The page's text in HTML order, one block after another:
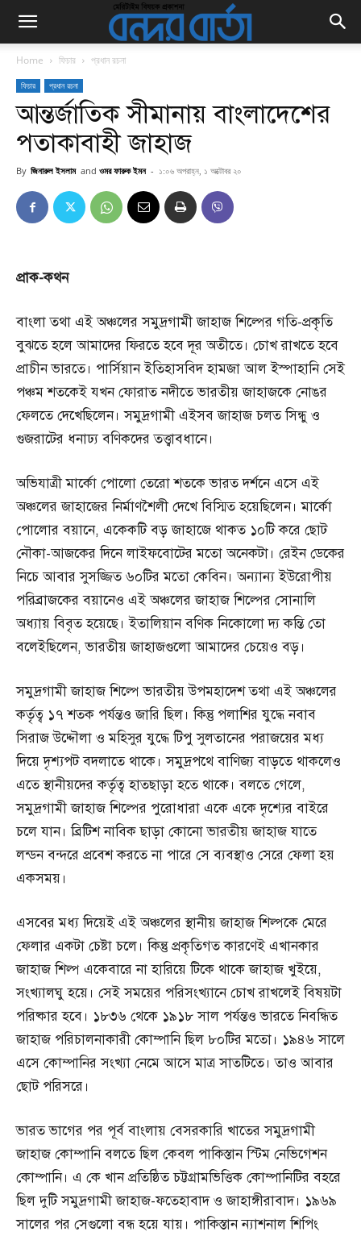
Home ফিচার প্রধান রচনা
ফিচার প্রধান রচনা
আন্তর্জাতিক সীমানায় বাংলাদেশের
পতাকাবাহী জাহাজ
By জিনারুল ইসলাম and ওমর ফারুক ইমন - ১:০৬ অপরাহ্ন, ১ অক্টোবর ২০
প্রাক-কথন
বাংলা তথা এই অঞ্চলের সমুদ্রগামী জাহাজ শিল্পের গতি-প্রকৃতি
বুঝতে হলে আমাদের ফিরতে হবে দূর অতীতে। চোখ রাখতে হবে
প্রাচীন ভারতে। পার্সিয়ান ইতিহাসবিদ হামজা আল ইস্পাহানি সেই
পঞ্চম শতকেই যখন ফোরাত নদীতে ভারতীয় জাহাজকে নোঙর
ফেলতে দেখেছিলেন। সমুদ্রগামী এইসব জাহাজ চলত সিন্ধু ও
গুজরাটের ধনাঢ্য বণিকদের তত্ত্বাবধানে।
অভিযাত্রী মার্কো পোলো তেরো শতকে ভারত দর্শনে এসে এই
অঞ্চলের জাহাজের নির্মাণশৈলী দেখে বিস্মিত হয়েছিলেন। মার্কো
পোলোর বয়ানে, একেকটি বড় জাহাজে থাকত ১০টি করে ছোট
নৌকা-আজকের দিনে লাইফবোটের মতো অনেকটা। রেইন ডেকের
নিচে আবার সুসজ্জিত ৬০টির মতো কেবিন। অন্যান্য ইউরোপীয়
পরিব্রাজকের বয়ানেও এই অঞ্চলের জাহাজ শিল্পের সোনালি
অধ্যায় বিবৃত হয়েছে। ইতালিয়ান বণিক নিকোলো দ্য কন্তি তো
বলেইছিলেন, ভারতীয় জাহাজগুলো আমাদের চেয়েও বড়।
সমুদ্রগামী জাহাজ শিল্পে ভারতীয় উপমহাদেশ তথা এই অঞ্চলের
কর্তৃত্ব ১৭ শতক পর্যন্তও জারি ছিল। কিন্তু পলাশির যুদ্ধে নবাব
সিরাজ উদ্দৌলা ও মহিসুর যুদ্ধে টিপু সুলতানের পরাজয়ের মধ্য
দিয়ে দৃশ্যপট বদলাতে থাকে। সমুদ্রপথে বাণিজ্য বাড়তে থাকলেও
এতে স্থানীয়দের কর্তৃত্ব হাতছাড়া হতে থাকে। বলতে গেলে,
সমুদ্রগামী জাহাজ শিল্পের পুরোধারা একে একে দৃশ্যের বাইরে
চলে যান। ব্রিটিশ নাবিক ছাড়া কোনো ভারতীয় জাহাজ যাতে
লন্ডন বন্দরে প্রবেশ করতে না পারে সে ব্যবস্থাও সেরে ফেলা হয়
একসময়।
এসবের মধ্য দিয়েই এই অঞ্চলের স্থানীয় জাহাজ শিল্পকে মেরে
ফেলার একটা চেষ্টা চলে। কিন্তু প্রকৃতিগত কারণেই এখানকার
জাহাজ শিল্প একেবারে না হারিয়ে টিকে থাকে জাহাজ খুইয়ে,
সংখ্যালঘু হয়ে। সেই সময়ের পরিসংখ্যানে চোখ রাখলেই বিষয়টা
পরিষ্কার হবে। ১৮৩৬ থেকে ১৯১৮ সাল পর্যন্তও ভারতে নিবন্ধিত
জাহাজ পরিচালনাকারী কোম্পানি ছিল ৮০টির মতো। ১৯৪৬ সালে
এসে কোম্পানির সংখ্যা নেমে আসে মাত্র সাতটিতে। তাও আবার
ছোট পরিসরে।
ভারত ভাগের পর পূর্ব বাংলায় বেসরকারি খাতের সমুদ্রগামী
জাহাজ কোম্পানি বলতে ছিল কেবল পাকিস্তান স্টিম নেভিগেশন
কোম্পানি। এ কে খান প্রতিষ্ঠিত চট্টগ্রামভিত্তিক কোম্পানিটির বহরে
ছিল দুটি সমুদ্রগামী জাহাজ-ফতেহাবাদ ও জাহাঙ্গীরাবাদ। ১৯৬৯
সালের পর সেগুলো বন্ধ হয়ে যায়। পাকিস্তান ন্যাশনাল শিপিং